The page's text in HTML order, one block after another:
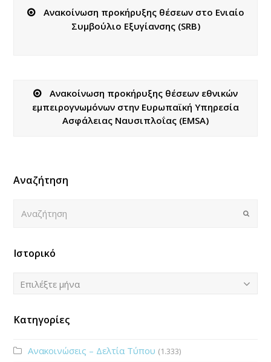
Ανακοίνωση προκήρυξης θέσεων στο Ενιαίο
Συμβούλιο Εξυγίανσης (SRB)
Ανακοίνωση προκήρυξης θέσεων εθνικών
εμπειρογνωμόνων στην Ευρωπαϊκή Υπηρεσία
Ασφάλειας Ναυσιπλοΐας (EMSA)
Αναζήτηση
Submit
Ιστορικό
Ιστορικό
Επιλέξτε μήνα
Κατηγορίες
Ανακοινώσεις – Δελτία Τύπου (1.333)